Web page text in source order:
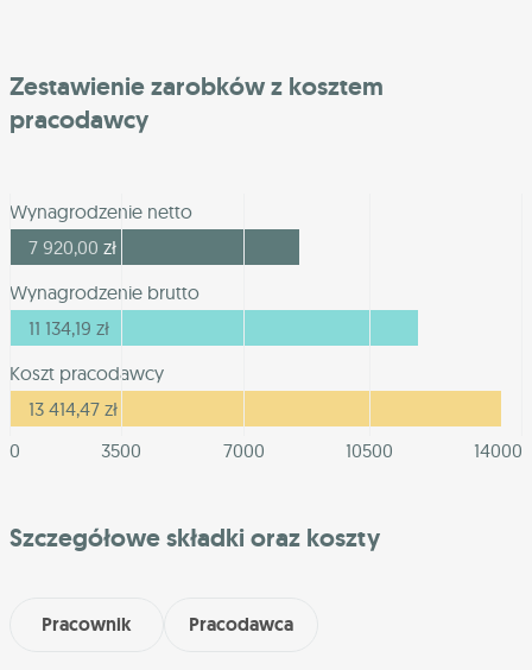
Zestawienie zarobków z kosztem
pracodawcy
Wynagrodzenie netto
7 920,00 zł
Wynagrodzenie brutto
11 134,19 zł
Koszt pracodawcy
13 414,47 zł
0
3500 7000 10500 14000
Szczegółowe składki oraz koszty
Pracownik Pracodawca